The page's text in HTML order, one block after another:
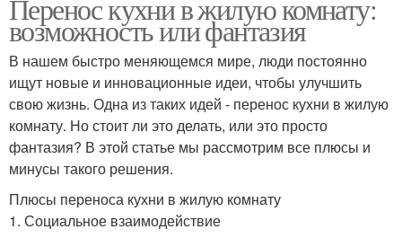
Перенос кухни в жилую комнату:
возможность или фантазия
В нашем быстро меняющемся мире, люди постоянно
ищут новые и инновационные идеи, чтобы улучшить
свою жизнь. Одна из таких идей - перенос кухни в жилую
комнату. Но стоит ли это делать, или это просто
фантазия? В этой статье мы рассмотрим все плюсы и
минусы такого решения.
Плюсы переноса кухни в жилую комнату
1. Социальное взаимодействие